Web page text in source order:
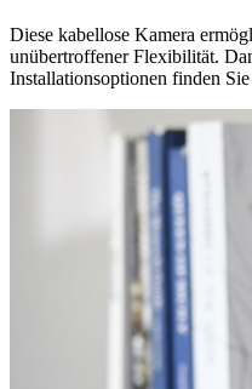
Diese kabellose Kamera
unübertroffener Flexibilität.
Installationsoptionen finden